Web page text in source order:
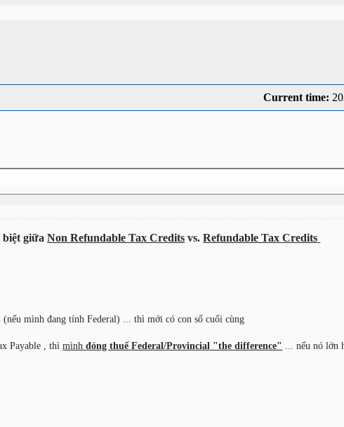
Current time:
biệt giữaNon Refundable Tax Credits vs.Refundable Tax Credits
mình đang tính Federal) ... thì mới có con số cuối cùng
Payable , thìmìnhđóng thuế Federal/Provincial "the difference" ... nếu nó lớn